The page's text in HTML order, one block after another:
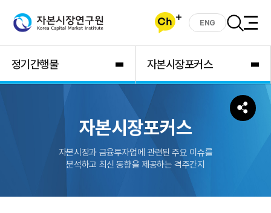
ENG
정기간행물 자본시장포커스
자본시장포커스
자본시장과 금융투자업에 관련된 주요 이슈를
분석하고 최신 동향을 제공하는 격주간지